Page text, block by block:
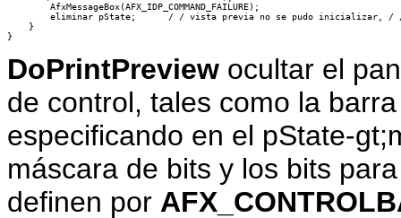
AfxMessageBox(AFX_IDP_COMMAND_FAILURE);
eliminar pState;      / / vista previa no se pudo inicializar, / /
}
DoPrintPreview ocultar el
de control, tales como la
especificando en el pState-
máscara de bits y los bits
definen por